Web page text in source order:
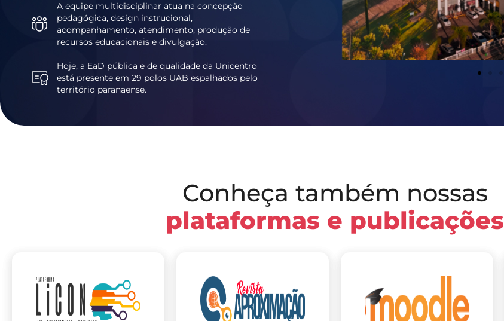
A equipe multidisciplinar atua na concepção
pedagógica, design instrucional,
acompanhamento, atendimento, produção de
recursos educacionais e divulgação.
Hoje, a EaD pública e de qualidade da Unicentro
está presente em 29 polos UAB espalhados pelo
território paranaense.
Conheça também nossas
plataformas e publicações